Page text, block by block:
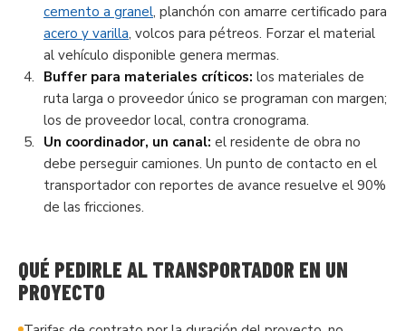
cemento a granel, planchón con amarre certificado para
acero y varilla, volcos para pétreos. Forzar el material
al vehículo disponible genera mermas.
Buffer para materiales críticos: los materiales de
ruta larga o proveedor único se programan con margen;
los de proveedor local, contra cronograma.
Un coordinador, un canal: el residente de obra no
debe perseguir camiones. Un punto de contacto en el
transportador con reportes de avance resuelve el 90%
de las fricciones.
QUÉ PEDIRLE AL TRANSPORTADOR EN UN
PROYECTO